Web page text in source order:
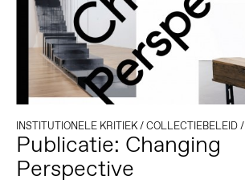
INSTITUTIONELE KRITIEK/COLLECTIEBELEID/
Publicatie: Changing
Perspective